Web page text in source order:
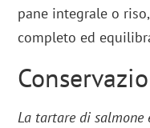
pane integrale o
completo ed
La tartare di salmone